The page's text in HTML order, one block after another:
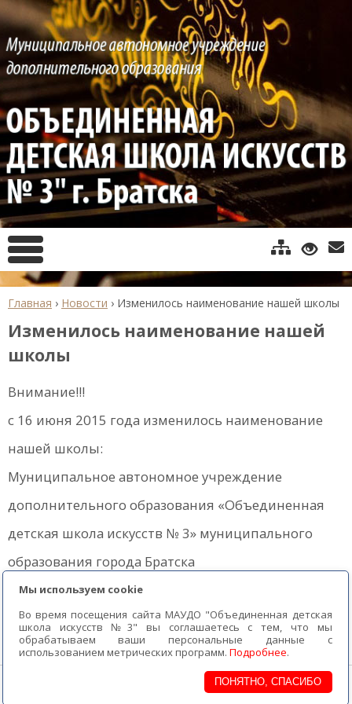
Главная › Новости › Изменилось наименование нашей школы
Изменилось наименование нашей
школы
Внимание!!!
с 16 июня 2015 года изменилось наименование
нашей школы:
Муниципальное автономное учреждение
дополнительного образования «Объединенная
детская школа искусств № 3» муниципального
образования города Братска
МАУ ДО «ОДШИ № 3» г. Братска
МАУ ДО «ОДШИ № 3» г. Братска
2018г.
Мы используем cookie
Во время посещения сайта МАУДО "Объединенная детская
школа искусств №3" вы соглашаетесь с тем, что мы
обрабатываем ваши персональные данные с
использованием метрических программ. Подробнее.
ПОНЯТНО, СПАСИБО